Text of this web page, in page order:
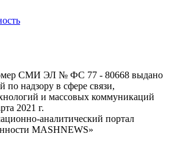
СМИ ЭЛ № ФС 77 - 80668 выдано
по надзору в сфере связи,
и массовых коммуникаций
2021 г.
аналитический портал
MASHNEWS»